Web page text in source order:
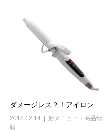
ダメージレス？！アイロン
2018.12.14
新メニュー・商品情
報